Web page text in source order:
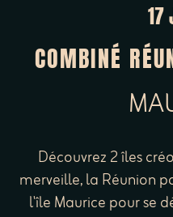
17
COMBINÉ
Découvrez 2 îles
merveille, la Réunion
l'île Maurice pour se